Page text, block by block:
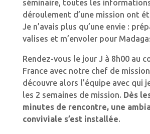
séminaire, toutes les
déroulement d’une mission ont
Je n’avais plus qu’une envie :
valises et m’envoler pour
Rendez-vous le jour J à 8h00 au
France avec notre chef de
découvre alors l’équipe avec qui
les 2 semaines de mission. Dès
minutes de rencontre, une
conviviale s’est installée.